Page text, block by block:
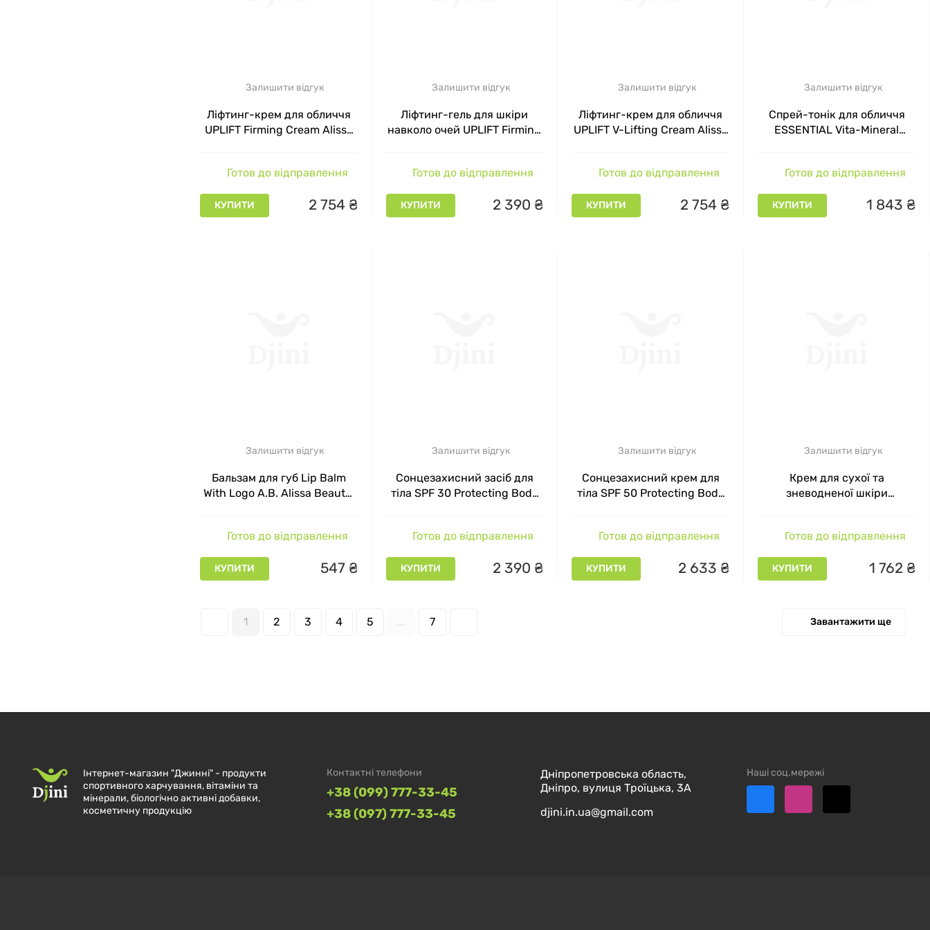
Alissa Beauté. Це допоможе вам обрати продукти, які відповідають вашим очікуванням і потребам.
Купувати продукти в офіційних дистриб'юторів або на сайті Djini: це гарантує, що ви отримаєте оригінальну
продукцію, яка відповідає стандартам якості.
КУПИТИ КОСМЕТИКУ ALISSA BEAUTE В ІНТЕРНЕТ-МАГАЗИНІ ДЖИНІ
Залишити відгук
Ліфтинг-крем для обличчя
UPLIFT Firming Cream Alissa
Готов до відправлення
КУПИТИ 2 754 ₴
Залишити відгук
Ліфтинг-гель для шкіри
навколо очей UPLIFT Firming
Готов до відправлення
КУПИТИ 2 390 ₴
Залишити відгук
Ліфтинг-крем для обличчя
UPLIFT V-Lifting Cream Alissa
Готов до відправлення
КУПИТИ 2 754 ₴
Залишити відгук
Спрей-тонік для обличчя
ESSENTIAL Vita-Mineral
Готов до відправлення
КУПИТИ 1 843 ₴
Залишити відгук
Бальзам для губ Lip Balm
With Logo A.B. Alissa Beaute,
Готов до відправлення
КУПИТИ 547 ₴
Залишити відгук
Сонцезахисний засіб для
тіла SPF 30 Protecting Body
Готов до відправлення
КУПИТИ 2 390 ₴
Залишити відгук
Сонцезахисний крем для
тіла SPF 50 Protecting Body
Готов до відправлення
КУПИТИ 2 633 ₴
Залишити відгук
Крем для сухої та
зневодненої шкіри
Готов до відправлення
КУПИТИ 1 762 ₴
1 2 3 4 5 ... 7 Завантажити ще
Інтернет-магазин "Джинні" - продукти
спортивного харчування, вітаміни та
мінерали, біологічно активні добавки,
косметичну продукцію
Контактні телефони
+38 (099) 777-33-45
+38 (097) 777-33-45
Наші соц.мережі
Дніпропетровська область,
Дніпро, вулиця Троїцька, 3А
djini.in.ua@gmail.com